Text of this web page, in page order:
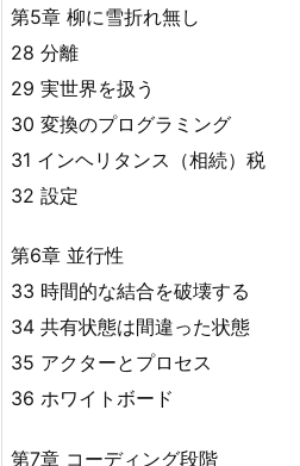
第5章 柳に雪折れ無し
28 分離
29 実世界を扱う
30 変換のプログラミング
31 インヘリタンス（相続）税
32 設定
第6章 並行性
33 時間的な結合を破壊する
34 共有状態は間違った状態
35 アクターとプロセス
36 ホワイトボード
第7章 コーディング段階